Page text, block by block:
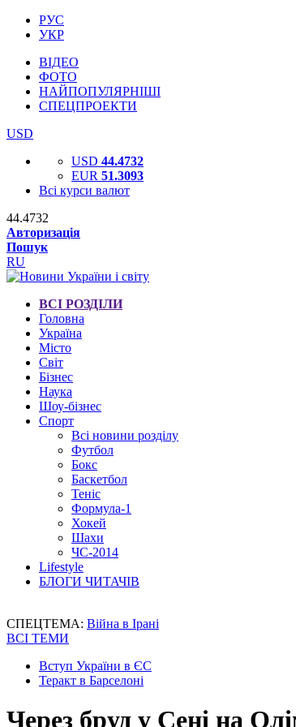
РУС
УКР
ВІДЕО
ФОТО
НАЙПОПУЛЯРНІШІ
СПЕЦПРОЕКТИ
USD
USD 44.4732
EUR 51.3093
Всі курси валют
44.4732
Авторизація
Пошук
RU
ВСІ РОЗДІЛИ
Головна
Україна
Місто
Світ
Бізнес
Наука
Шоу-бізнес
Спорт
Всі новини розділу
Футбол
Бокс
Баскетбол
Теніс
Формула-1
Хокей
Шахи
ЧС-2014
Lifestyle
БЛОГИ ЧИТАЧІВ
СПЕЦТЕМА: Війна в Ірані
ВСІ ТЕМИ
Вступ України в ЄС
Теракт в Барселоні
Через бруд у Сені на